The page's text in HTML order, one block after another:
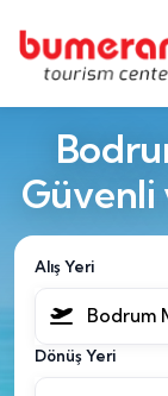
Güvenli
Alış Yeri
Bodrum
Dönüş Yeri